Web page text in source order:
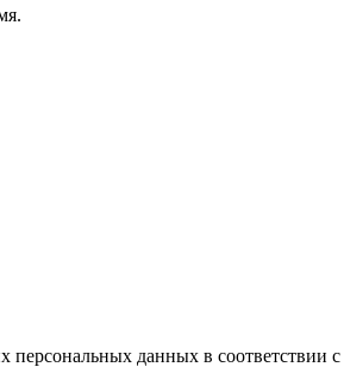
персональных данных в соответствии с